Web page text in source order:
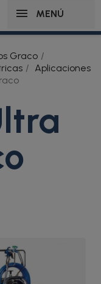
MENÚ
Graco
Aplicaciones